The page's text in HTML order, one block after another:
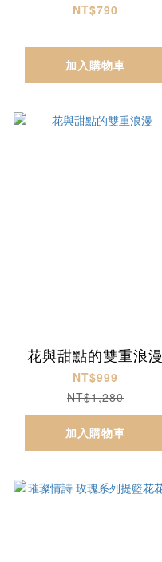
NT$790
加入購物車
花與甜點的雙重浪漫
NT$999
NT$1,280
加入購物車